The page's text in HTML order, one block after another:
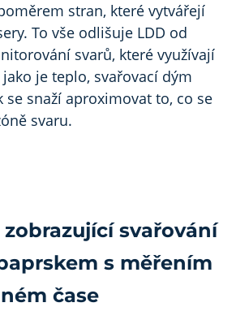
stran, které vytvářejí
To vše odlišuje LDD od
svarů, které využívají
je teplo, svařovací dým
se snaží aproximovat to, co se
svaru.